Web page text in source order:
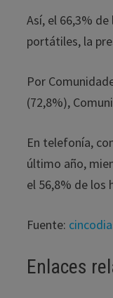
Así, el 66,3%
portátiles, la
Por
(72,8%),
En telefonía,
último año,
el 56,8% de
Fuente:
Enlaces